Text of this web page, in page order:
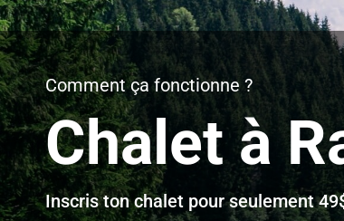
Comment ça fonctionne ?
Chalet à
Inscris ton chalet pour seulement